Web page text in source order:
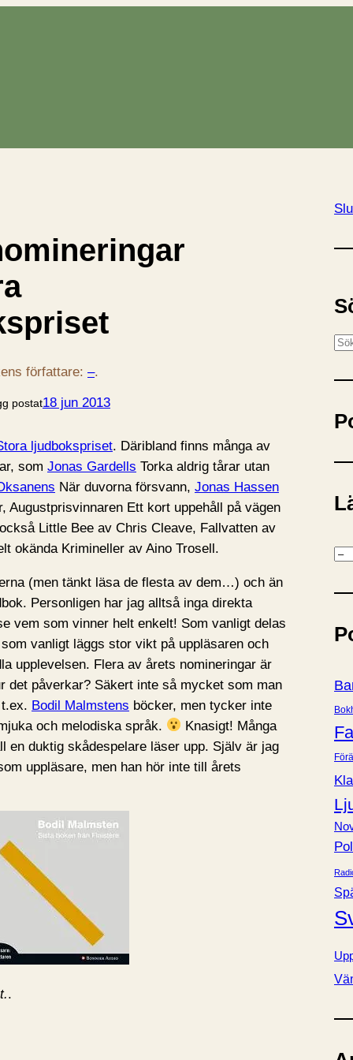
författare: –.
postat18 jun 2013
ljudbokspriset. Däribland finns många av
som Jonas Gardells Torka aldrig tårar utan
När duvorna försvann, Jonas Hassen
Augustprisvinnaren Ett kort uppehåll på vägen
Little Bee av Chris Cleave, Fallvatten av
okända Krimineller av Aino Trosell.
(men tänkt läsa de flesta av dem…) och än
Personligen har jag alltså inga direkta
vem som vinner helt enkelt! Som vanligt delas
vanligt läggs stor vikt på uppläsaren och
upplevelsen. Flera av årets nomineringar är
det påverkar? Säkert inte så mycket som man
Bodil Malmstens böcker, men tycker inte
och melodiska språk.
Knasigt! Många
en duktig skådespelare läser upp. Själv är jag
uppläsare, men han hör inte till årets
.
S
k
K
t
g
i
e
r